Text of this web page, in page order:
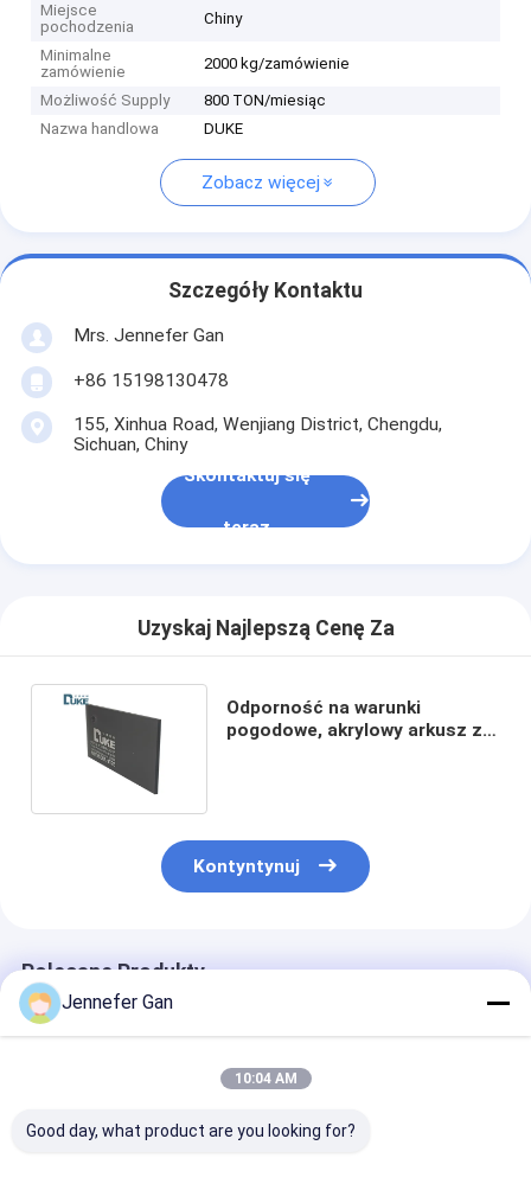
Miejsce
pochodzenia
Chiny
Minimalne
zamówienie
2000 kg/zamówienie
Możliwość Supply
800 TON/miesiąc
Nazwa handlowa
DUKE
Zobacz więcej
Szczegóły Kontaktu
Mrs. Jennefer Gan
+86 15198130478
155, Xinhua Road, Wenjiang District, Chengdu,
Sichuan, Chiny
Skontaktuj się
teraz
Uzyskaj Najlepszą Cenę Za
Odporność na warunki
pogodowe, akrylowy arkusz z
Kontyntynuj
Polecane Produkty
Jennefer Gan
10:04 AM
Good day, what product are you looking for?